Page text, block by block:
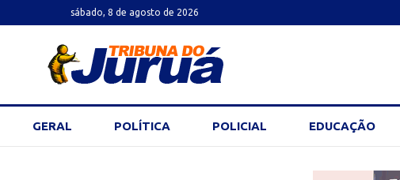
sábado, 8 de agosto de 2026
GERAL POLÍTICA POLICIAL EDUCAÇÃO